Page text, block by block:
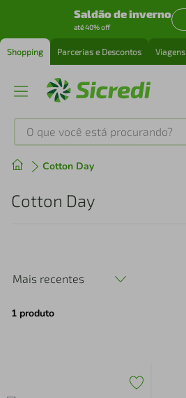
Saldão de inverno
até 40% off
Shopping Parcerias e Descontos Viagens
O que você está procurando?
Cotton Day
Cotton Day
Mais recentes
1 produto
Produtos mais buscados
1º tenis
perfume
4º